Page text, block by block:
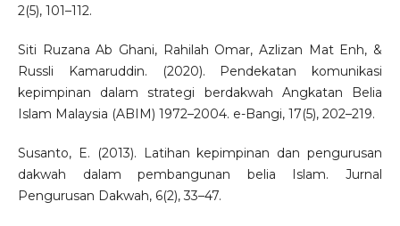
2(5), 101–112.
Siti Ruzana Ab Ghani, Rahilah Omar, Azlizan Mat Enh, &
Russli Kamaruddin. (2020). Pendekatan komunikasi
kepimpinan dalam strategi berdakwah Angkatan Belia
Islam Malaysia (ABIM) 1972–2004. e-Bangi, 17(5), 202–219.
Susanto, E. (2013). Latihan kepimpinan dan pengurusan
dakwah dalam pembangunan belia Islam. Jurnal
Pengurusan Dakwah, 6(2), 33–47.